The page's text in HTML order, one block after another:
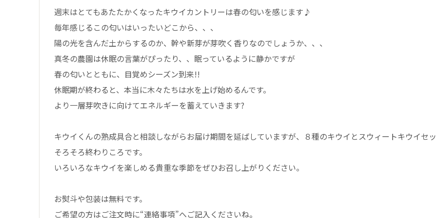
週末はとてもあたたかくなったキウイカントリーは春の匂いを感じます♪
毎年感じるこの匂いはいったいどこから、、、
陽の光を含んだ土からするのか、幹や新芽が芽吹く香りなのでしょうか、、、
真冬の農園は休眠の言葉がぴったり、、眠っているように静かですが
春の匂いとともに、目覚めシーズン到来!!
休眠期が終わると、本当に木々たちは水を上げ始めるんです。
より一層芽吹きに向けてエネルギーを蓄えていきます?
キウイくんの熟成具合と相談しながらお届け期間を延ばしていますが、８種のキウイとスウィートキウイセ
そろそろ終わりころです。
いろいろなキウイを楽しめる貴重な季節をぜひお召し上がりください。
お熨斗や包装は無料です。
ご希望の方はご注文時に“連絡事項”へご記入くださいね。